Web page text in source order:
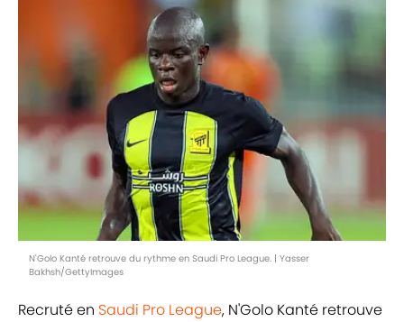
N'Golo Kanté retrouve du rythme en Saudi Pro League. | Yasser
Bakhsh/GettyImages
Recruté en Saudi Pro League, N'Golo Kanté retrouve